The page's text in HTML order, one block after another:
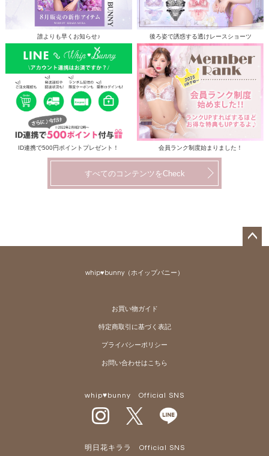
誰よりも早くお知らせ♪ 後ろ姿で誘惑する透けレースショーツ
ID連携で500円ポイントプレゼント！ 会員ランク制度始まりました！
すべてのコンテンツをCheck
whip♥bunny（ホイップバニー）
お買い物ガイド
特定商取引に基づく表記
プライバシーポリシー
お問い合わせはこちら
whip♥bunny Official SNS
明日花キララ Official SNS